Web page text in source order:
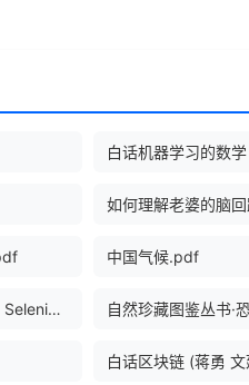
白话机器学习的数
如何理解老婆的脑
中国气候.pdf
全栈自动化测试实战——基于TestNG、HttpClient、Selenium和Appium.epub
白话区块链 (蒋勇